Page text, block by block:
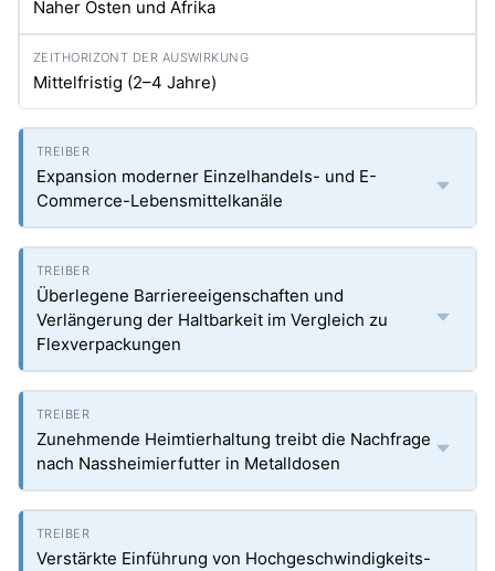
Naher Osten und Afrika
Mittelfristig (2–4 Jahre)
Expansion moderner Einzelhandels- und E-
Commerce-Lebensmittelkanäle
Überlegene Barriereeigenschaften und
Verlängerung der Haltbarkeit im Vergleich zu
Flexverpackungen
Zunehmende Heimtierhaltung treibt die Nachfrage
nach Nassheimierfutter in Metalldosen
Verstärkte Einführung von Hochgeschwindigkeits-